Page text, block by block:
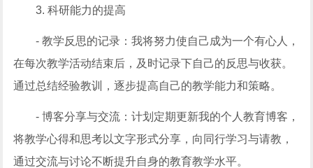
3. 科研能力的提高
- 教学反思的记录：我将努力使自己成为一个有心人，
在每次教学活动结束后，及时记录下自己的反思与收获。
通过总结经验教训，逐步提高自己的教学能力和策略。
- 博客分享与交流：计划定期更新我的个人教育博客，
将教学心得和思考以文字形式分享，向同行学习与请教，
通过交流与讨论不断提升自身的教育教学水平。